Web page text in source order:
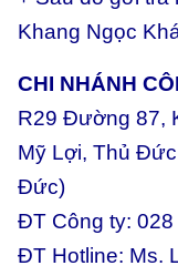
Khang Ngọc
CHI NHÁNH
R29 Đường 87,
Mỹ Lợi, Thủ
Đức)
ĐT Công ty:
ĐT Hotline: Ms.